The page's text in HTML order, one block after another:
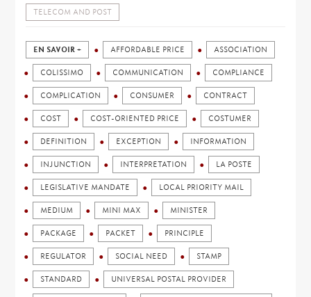
TELECOM AND POST
EN SAVOIR + AFFORDABLE PRICE ASSOCIATION
COLISSIMO COMMUNICATION COMPLIANCE
COMPLICATION CONSUMER CONTRACT
COST COST-ORIENTED PRICE COSTUMER
DEFINITION EXCEPTION INFORMATION
INJUNCTION INTERPRETATION LA POSTE
LEGISLATIVE MANDATE LOCAL PRIORITY MAIL
MEDIUM MINI MAX MINISTER
PACKAGE PACKET PRINCIPLE
REGULATOR SOCIAL NEED STAMP
STANDARD UNIVERSAL POSTAL PROVIDER